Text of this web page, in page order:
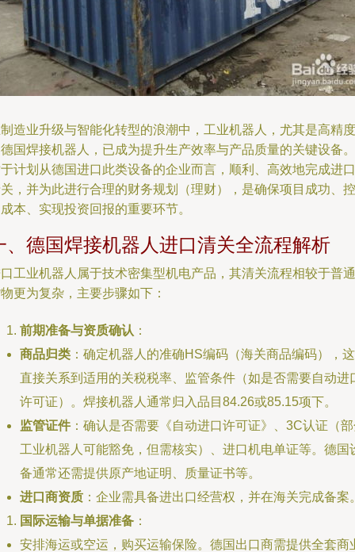
造业升级与智能化转型的浪潮中，工业机器人，尤其是高精度
国焊接机器人，已成为提升生产效率与产品质量的关键设备。
计划从德国进口此类设备的企业而言，顺利、高效地完成进口
，并为此进行合理的财务规划（理财），是确保项目成功、控
本、实现投资回报的重要环节。
、德国焊接机器人进口清关全流程解析
工业机器人属于技术密集型机电产品，其清关流程相较于普通
更为复杂，主要步骤如下：
前期准备与资质确认 ：
商品归类 ：确定机器人的准确HS编码（海关商品编码），这
直接关系到适用的关税税率、监管条件（如是否需要自动进
许可证）。焊接机器人通常归入品目84.26或85.15项下。
监管证件：确认是否需要《自动进口许可证》、3C认证（
工业机器人可能豁免，但需核实）、进口机电单证等。德国
备通常还需提供原产地证明、质量证书等。
进口商资质 ：企业需具备进出口经营权，并在海关完成备案
国际运输与单据准备 ：
安排海运或空运，购买运输保险。德国出口商需提供全套商